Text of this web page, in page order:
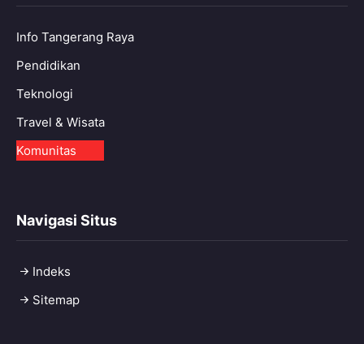
Info Tangerang Raya
Pendidikan
Teknologi
Travel & Wisata
Komunitas
Navigasi Situs
Indeks
Sitemap